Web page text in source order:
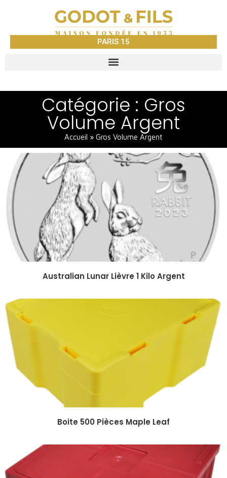
PARIS 15
Catégorie : Gros
Volume Argent
Accueil » Gros Volume Argent
Australian Lunar Lièvre 1 Kilo Argent
Boite 500 Pièces Maple Leaf